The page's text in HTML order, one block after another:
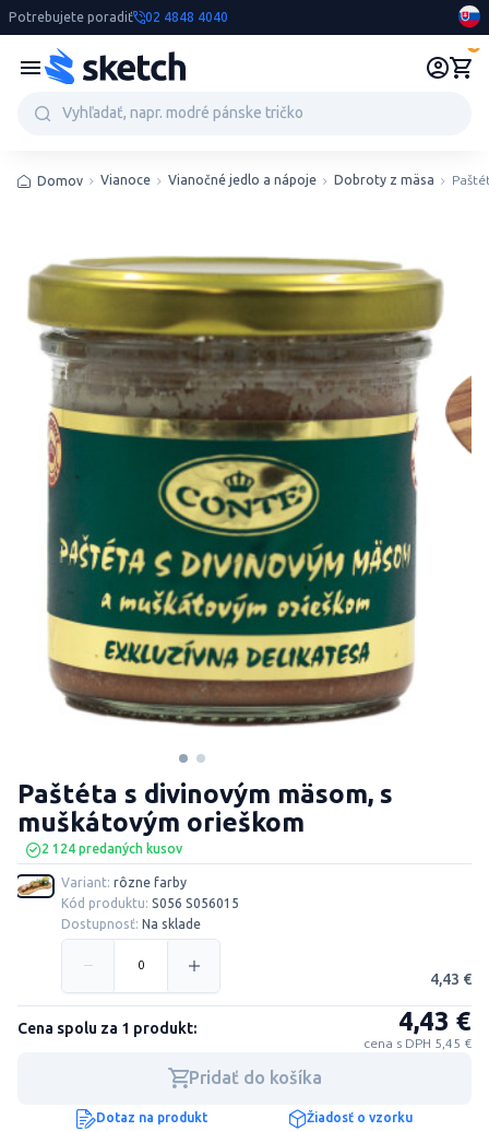
Potrebujete poradiť 02 4848 4040
Domov Vianoce Vianočné jedlo a nápoje Dobroty z mäsa
2 124 predaných kusov
Paštéta s divinovým mäsom, s
muškátovým orieškom
Variant: rôzne farby
Kód produktu: S056 S056015
Dostupnosť: Na sklade
4,43 €
Cena spolu za 1 produkt: 4,43 €
cena s DPH 5,45 €
Pridať do košíka
Dotaz na produkt Žiadosť o vzorku